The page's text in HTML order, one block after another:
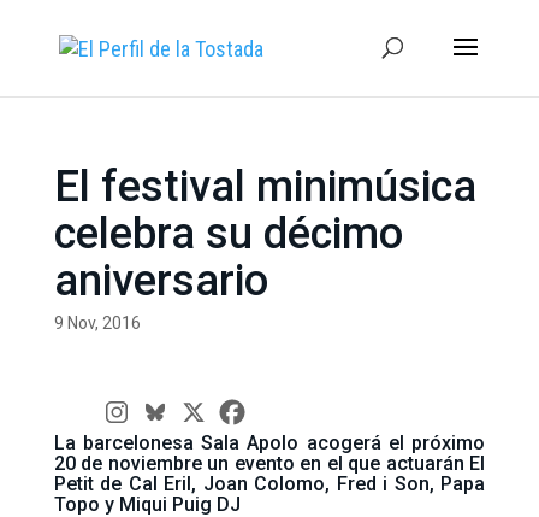
El festival minimúsica
celebra su décimo
aniversario
9 Nov, 2016
La barcelonesa Sala Apolo acogerá el próximo
20 de noviembre un evento en el que actuarán El
Petit de Cal Eril, Joan Colomo, Fred i Son, Papa
Topo y Miqui Puig DJ